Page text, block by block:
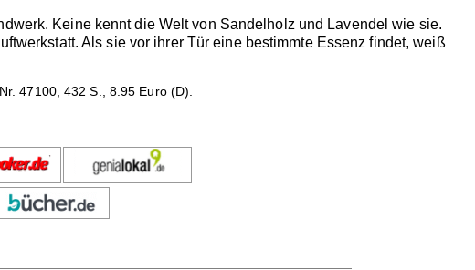
Keine kennt die Welt von Sandelholz und Lavendel wie sie.
Als sie vor ihrer Tür eine bestimmte Essenz findet, weiß
47100, 432 S., 8.95 Euro (D).